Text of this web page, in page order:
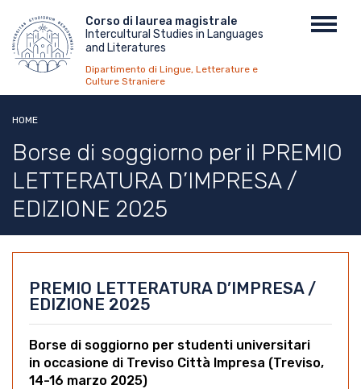
contenuto
principale
Menu
top
Corso di laurea magistrale
Intercultural Studies in Languages
and Literatures
Dipartimento di Lingue, Letterature e
Culture Straniere
HOME
Borse di soggiorno per il PREMIO
LETTERATURA D’IMPRESA /
EDIZIONE 2025
PREMIO LETTERATURA D’IMPRESA /
EDIZIONE 2025
Borse di soggiorno per studenti universitari
in occasione di Treviso Città Impresa (Treviso,
14-16 marzo 2025)